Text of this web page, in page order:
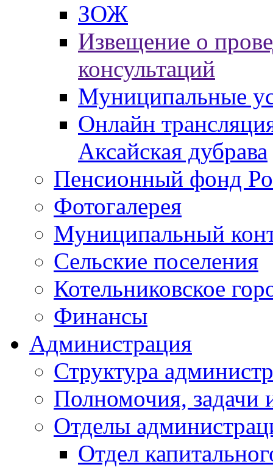
ЗОЖ
Извещение о
консультаций
Муниципальные
Онлайн
Аксайская дубрава
Пенсионный фонд
Фотогалерея
Муниципальный
Сельские поселения
Котельниковское
Финансы
Администрация
Структура
Полномочия, задачи
Отделы
Отдел